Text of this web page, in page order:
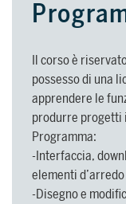
Servizi di
progetti.
PER
Il corso è
possesso di una
apprendere le
produrre progetti
Programma:
-Interfaccia,
elementi d’arredo
-Disegno e